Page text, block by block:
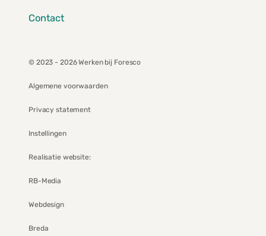
Contact
© 2023 - 2026 Werken bij Foresco
Algemene voorwaarden
Privacy statement
Instellingen
Realisatie website:
RB-Media
Webdesign
Breda